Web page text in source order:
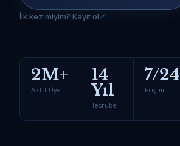
İlk kez miyim? Kayıt ol
2M+
Aktif Üye
14
Yıl
Tecrübe
7/24
Erişim